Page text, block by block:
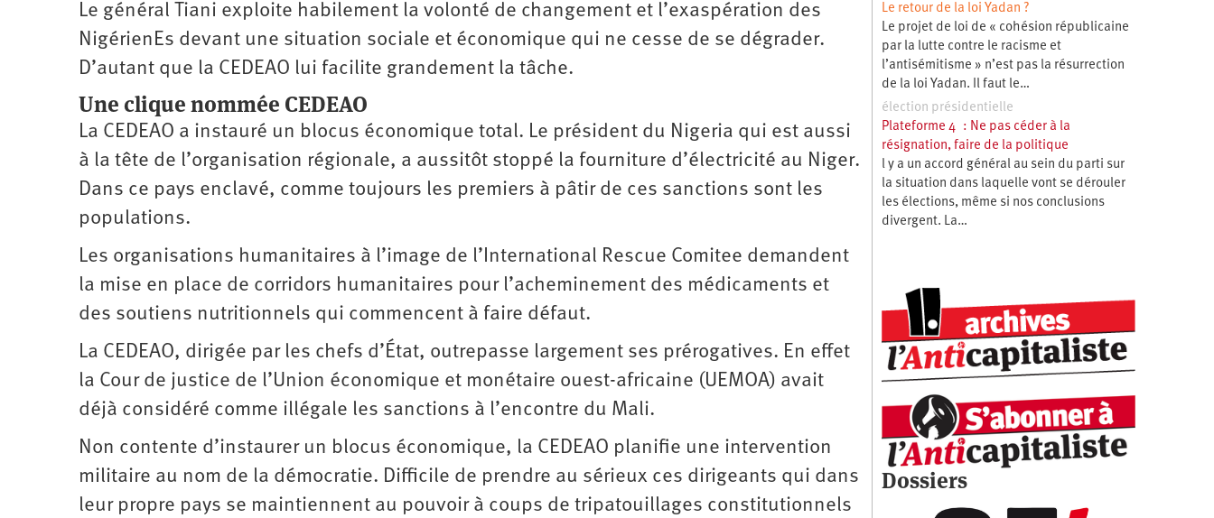
Le général Tiani exploite habilement la volonté de changement et l’exaspération des
NigérienEs devant une situation sociale et économique qui ne cesse de se dégrader.
D’autant que la CEDEAO lui facilite grandement la tâche.
Une clique nommée CEDEAO
La CEDEAO a instauré un blocus économique total. Le président du Nigeria qui est aussi
à la tête de l’organisation régionale, a aussitôt stoppé la fourniture d’électricité au Niger.
Dans ce pays enclavé, comme toujours les premiers à pâtir de ces sanctions sont les
populations.
Les organisations humanitaires à l’image de l’International Rescue Comitee demandent
la mise en place de corridors humanitaires pour l’acheminement des médicaments et
des soutiens nutritionnels qui commencent à faire défaut.
La CEDEAO, dirigée par les chefs d’État, outrepasse largement ses prérogatives. En effet
la Cour de justice de l’Union économique et monétaire ouest-africaine (UEMOA) avait
déjà considéré comme illégale les sanctions à l’encontre du Mali.
Non contente d’instaurer un blocus économique, la CEDEAO planifie une intervention
militaire au nom de la démocratie. Difficile de prendre au sérieux ces dirigeants qui dans
leur propre pays se maintiennent au pouvoir à coups de tripatouillages constitutionnels
Le retour de la loi Yadan ?
Le projet de loi de « cohésion républicaine
par la lutte contre le racisme et
l’antisémitisme » n’est pas la résurrection
de la loi Yadan. Il faut le…
élection présidentielle
Plateforme 4 : Ne pas céder à la
résignation, faire de la politique
l y a un accord général au sein du parti sur
la situation dans laquelle vont se dérouler
les élections, même si nos conclusions
divergent. La…
Dossiers